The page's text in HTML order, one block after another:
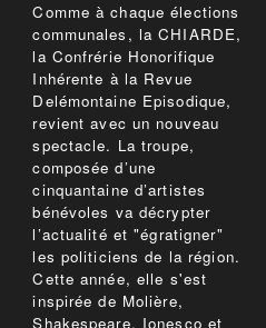
Comme à chaque élections
communales, la CHIARDE,
la Confrérie Honorifique
Inhérente à la Revue
Delémontaine Episodique,
revient avec un nouveau
spectacle. La troupe,
composée d’une
cinquantaine d’artistes
bénévoles va décrypter
l’actualité et "égratigner"
les politiciens de la région.
Cette année, elle s'est
inspirée de Molière,
Shakespeare, Ionesco et